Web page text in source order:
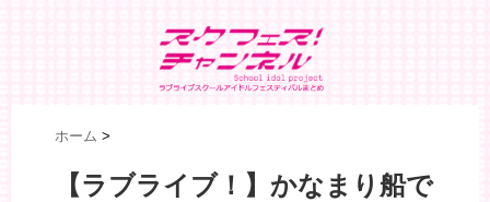
ホーム >
【ラブライブ！】かなまり船で